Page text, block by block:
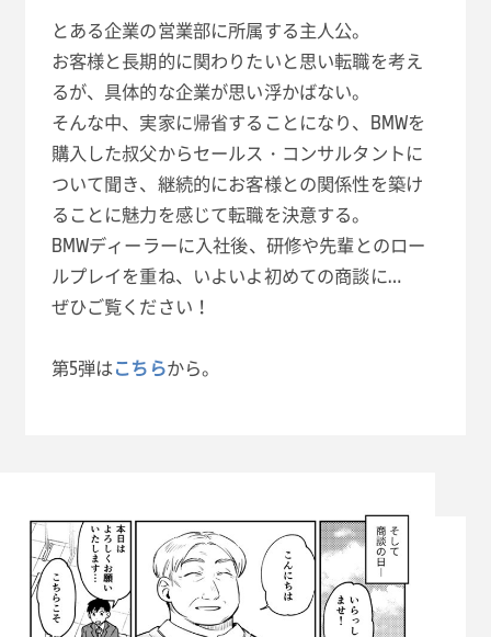
とある企業の営業部に所属する主人公。
お客様と長期的に関わりたいと思い転職を考え
るが、具体的な企業が思い浮かばない。
そんな中、実家に帰省することになり、BMWを
購入した叔父からセールス・コンサルタントに
ついて聞き、継続的にお客様との関係性を築け
ることに魅力を感じて転職を決意する。
BMWディーラーに入社後、研修や先輩とのロー
ルプレイを重ね、いよいよ初めての商談に…
ぜひご覧ください！
第5弾はこちらから。